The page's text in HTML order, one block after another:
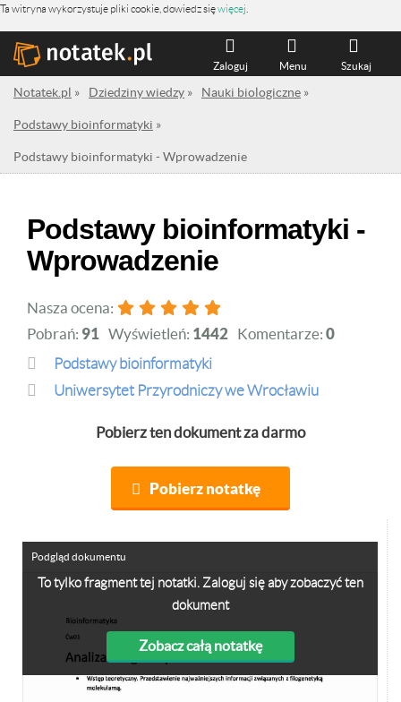
Ta witryna wykorzystuje pliki cookie, dowiedz sięwięcej
Szukaj
Menu
Zaloguj
Notatek.pl » Dziedziny wiedzy » Nauki biologiczne »
Podstawy bioinformatyki »
Podstawy bioinformatyki - Wprowadzenie
Podstawy bioinformatyki -
Wprowadzenie
Nasza ocena:
Pobrań: 91 Wyświetleń: 1442 Komentarze: 0
Podstawy bioinformatyki
Uniwersytet Przyrodniczy we Wrocławiu
Pobierz ten dokument za darmo
Pobierz notatkę
To tylko fragment tej notatki. Zaloguj się aby zobaczyć ten
dokument
Zobacz całą notatkę
Podgląd dokumentu